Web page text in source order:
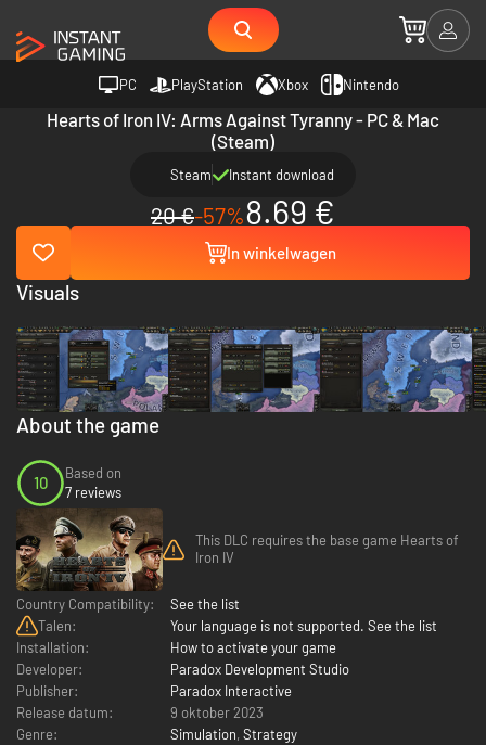
PC PlayStation Xbox Nintendo
Hearts of Iron IV: Arms Against Tyranny - PC & Mac
(Steam)
Steam Instant download
20 €-57%8.69 €
In winkelwagen
About the game
10
Based on
7 reviews
This DLC requires the base game Hearts of
Iron IV
Country Compatibility:
See the list
Talen:
Your language is not supported. See the list
Installation:
How to activate your game
Developer:
Paradox Development Studio
Publisher:
Paradox Interactive
Release datum:
9 oktober 2023
Genre:
Simulation, Strategy
Visuals